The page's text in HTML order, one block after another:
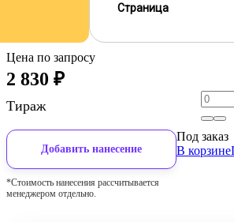
Страница
Цена по запросу
2 830 ₽
Тираж
Добавить нанесение
*Стоимость нанесения рассчитывается
менеджером отдельно.
Под заказ
В корзине